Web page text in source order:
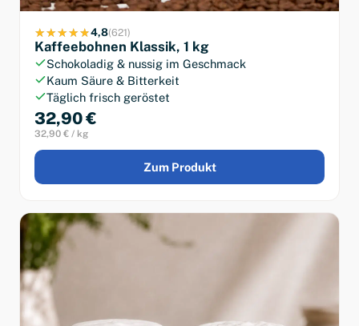
4,8(621)
Kaffeebohnen Klassik, 1 kg
Schokoladig & nussig im Geschmack
Kaum Säure & Bitterkeit
Täglich frisch geröstet
32,90 €
32,90 € / kg
Zum Produkt